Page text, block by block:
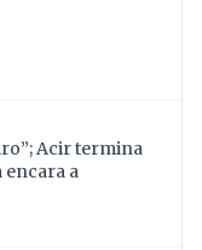
Acir termina
encara a